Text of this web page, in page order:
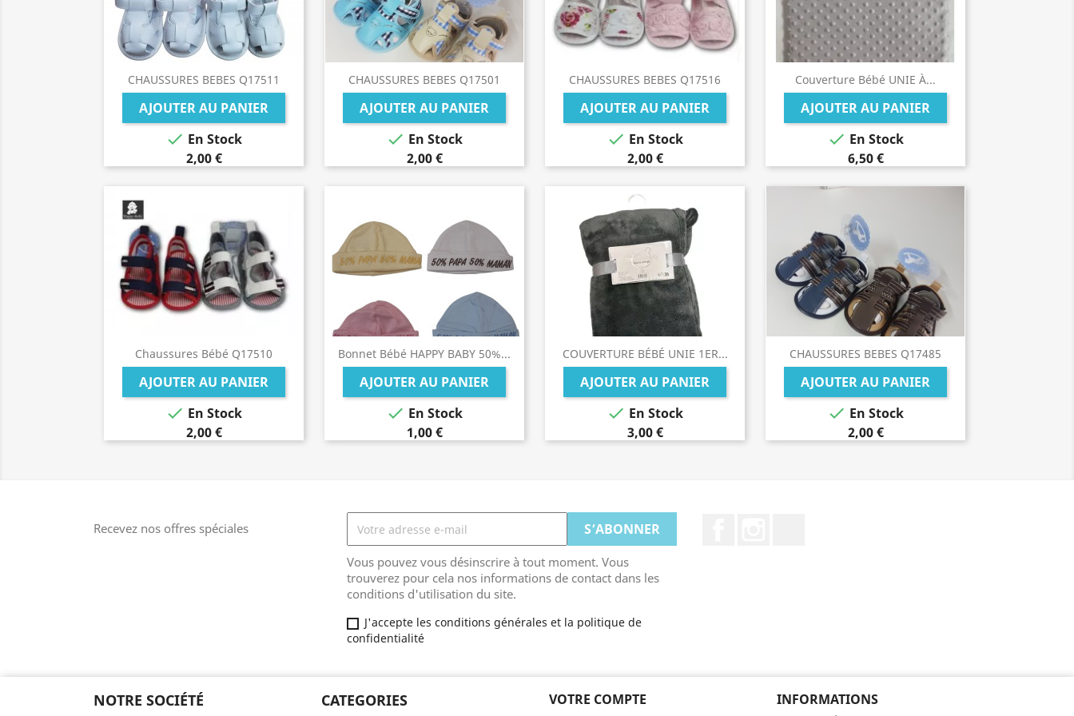
CHAUSSURES BEBES Q17511
AJOUTER AU PANIER
 En Stock
2,00 €
CHAUSSURES BEBES Q17501
AJOUTER AU PANIER
 En Stock
2,00 €
CHAUSSURES BEBES Q17516
AJOUTER AU PANIER
 En Stock
2,00 €
Couverture Bébé UNIE À...
AJOUTER AU PANIER
 En Stock
6,50 €
Chaussures Bébé Q17510
AJOUTER AU PANIER
 En Stock
2,00 €
Bonnet Bébé HAPPY BABY 50%...
AJOUTER AU PANIER
 En Stock
1,00 €
COUVERTURE BÉBÉ UNIE 1ER...
AJOUTER AU PANIER
 En Stock
3,00 €
CHAUSSURES BEBES Q17485
AJOUTER AU PANIER
 En Stock
2,00 €
Recevez nos offres spéciales
Vous pouvez vous désinscrire à tout moment. Vous
trouverez pour cela nos informations de contact dans les
conditions d'utilisation du site.
J'accepte les conditions générales et la politique de
confidentialité
NOTRE SOCIÉTÉ CATEGORIES VOTRE COMPTE
INFORMATIONS